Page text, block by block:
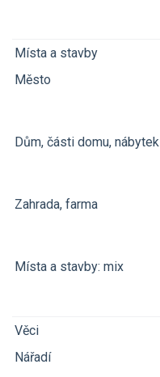
Místa a stavby
Město
Dům, části domu, nábytek
Zahrada, farma
Místa a stavby: mix
Věci
Nářadí